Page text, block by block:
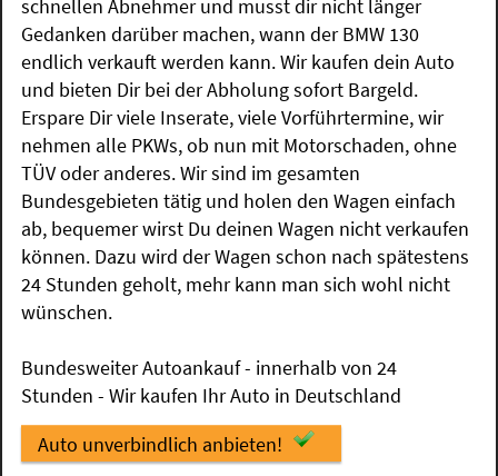
schnellen Abnehmer und musst dir nicht länger
Gedanken darüber machen, wann der BMW 130
endlich verkauft werden kann. Wir kaufen dein Auto
und bieten Dir bei der Abholung sofort Bargeld.
Erspare Dir viele Inserate, viele Vorführtermine, wir
nehmen alle PKWs, ob nun mit Motorschaden, ohne
TÜV oder anderes. Wir sind im gesamten
Bundesgebieten tätig und holen den Wagen einfach
ab, bequemer wirst Du deinen Wagen nicht verkaufen
können. Dazu wird der Wagen schon nach spätestens
24 Stunden geholt, mehr kann man sich wohl nicht
wünschen.
Bundesweiter Autoankauf - innerhalb von 24
Stunden - Wir kaufen Ihr Auto in Deutschland
Auto unverbindlich anbieten!